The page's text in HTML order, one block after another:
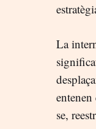
La
entenen
se,